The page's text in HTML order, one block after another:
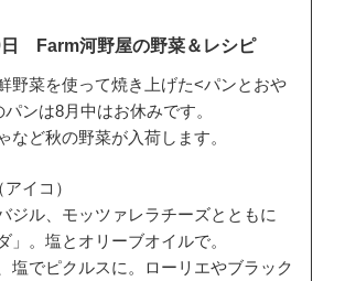
Farm河野屋の野菜＆レシピ
野菜を使って焼き上げた<パンとおや
ンは8月中はお休みです。
など秋の野菜が入荷します。
イコ）
ジル、モッツァレラチーズとともに
」。塩とオリーブオイルで。
塩でピクルスに。ローリエやブラック